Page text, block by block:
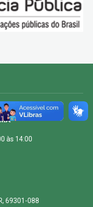
às 14:00
69301-088